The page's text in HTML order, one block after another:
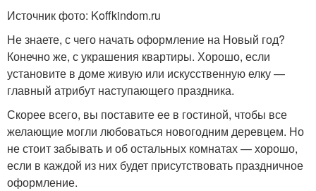
Источник фото: Koffkindom.ru
Не знаете, с чего начать оформление на Новый год?
Конечно же, с украшения квартиры. Хорошо, если
установите в доме живую или искусственную елку —
главный атрибут наступающего праздника.
Скорее всего, вы поставите ее в гостиной, чтобы все
желающие могли любоваться новогодним деревцем. Но
не стоит забывать и об остальных комнатах — хорошо,
если в каждой из них будет присутствовать праздничное
оформление.